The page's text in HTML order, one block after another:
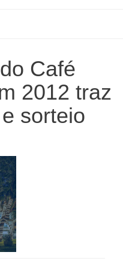
Café
2012 traz
sorteio